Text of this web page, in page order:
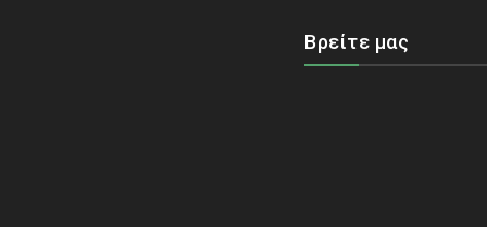
Βρείτε μας